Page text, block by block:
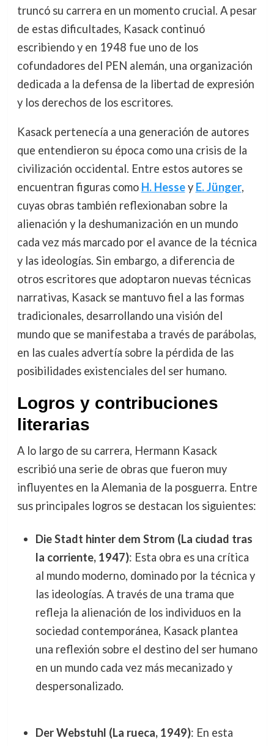
truncó su carrera en un momento crucial. A pesar
de estas dificultades, Kasack continuó
escribiendo y en 1948 fue uno de los
cofundadores del PEN alemán, una organización
dedicada a la defensa de la libertad de expresión
y los derechos de los escritores.
Kasack pertenecía a una generación de autores
que entendieron su época como una crisis de la
civilización occidental. Entre estos autores se
encuentran figuras como H. Hessey E. Jünger,
cuyas obras también reflexionaban sobre la
alienación y la deshumanización en un mundo
cada vez más marcado por el avance de la técnica
y las ideologías. Sin embargo, a diferencia de
otros escritores que adoptaron nuevas técnicas
narrativas, Kasack se mantuvo fiel a las formas
tradicionales, desarrollando una visión del
mundo que se manifestaba a través de parábolas,
en las cuales advertía sobre la pérdida de las
posibilidades existenciales del ser humano.
Logros y contribuciones
literarias
A lo largo de su carrera, Hermann Kasack
escribió una serie de obras que fueron muy
influyentes en la Alemania de la posguerra. Entre
sus principales logros se destacan los siguientes:
Die Stadt hinter dem Strom (La ciudad tras
la corriente, 1947): Esta obra es una crítica
al mundo moderno, dominado por la técnica y
las ideologías. A través de una trama que
refleja la alienación de los individuos en la
sociedad contemporánea, Kasack plantea
una reflexión sobre el destino del ser humano
en un mundo cada vez más mecanizado y
despersonalizado.
Der Webstuhl (La rueca, 1949): En esta